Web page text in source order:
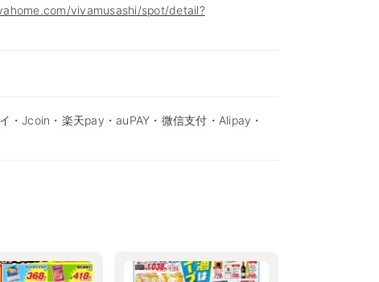
vivamusashi/spot/detail?
・Jcoin・楽天pay・auPAY・微信支付・Alipay・